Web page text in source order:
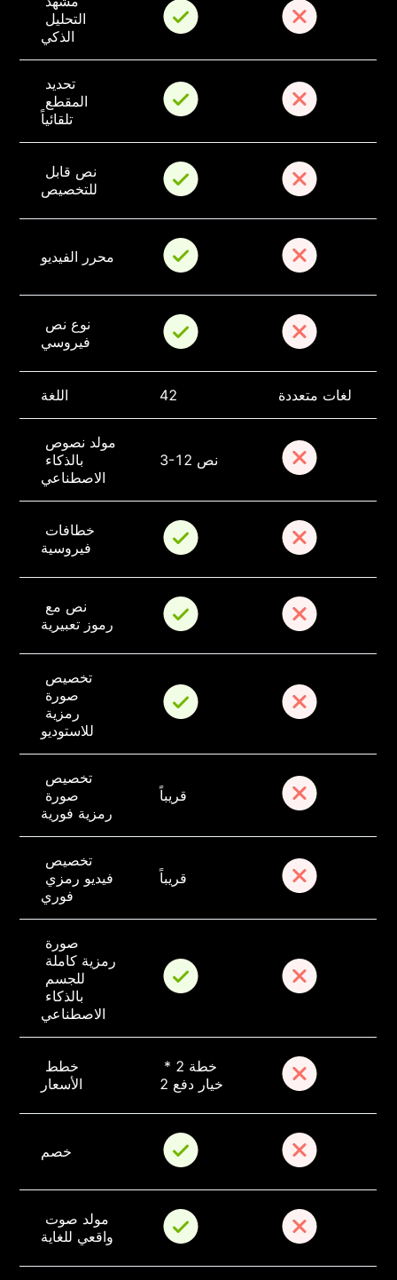
التحليل
الذكي
تحديد
المقطع
تلقائياً
نص قابل
للتخصيص
محرر الفيديو
نوع نص
فيروسي
اللغة 42 لغات متعددة
مولد نصوص
بالذكاء
الاصطناعي
3-12 نص
خطافات
فيروسية
نص مع
رموز تعبيرية
تخصيص
صورة
رمزية
للاستوديو
تخصيص
صورة
رمزية فورية
قريباً
تخصيص
فيديو رمزي
فوري
قريباً
صورة
رمزية كاملة
للجسم
بالذكاء
الاصطناعي
خطط
الأسعار
خطة 2 *
خيار دفع 2
خصم
مولد صوت
واقعي للغاية